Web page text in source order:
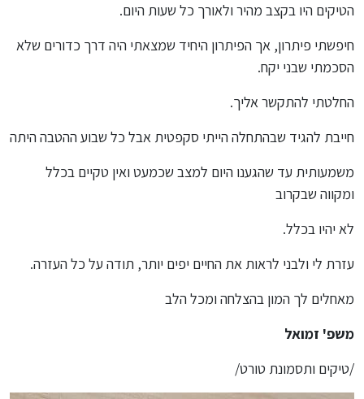
הטיקים היו בקצב מהיר ולאורך כל שעות היום.
חיפשתי פיתרון, אך הפיתרון היחיד שמצאתי היה דרך כדורים שלא
הסכמתי שבני יקח.
החלטתי להתקשר אליך.
חייבת להגיד שבהתחלה הייתי סקפטית אבל כל שבוע ההטבה היתה
משמעותית עד שהגענו היום למצב שכמעט ואין טקיים בכלל
ומקווה שבקרוב
לא יהיו בכלל.
עזרת לי ולבני לראות את החיים יפים יותר, תודה על כל העזרה.
מאחלים לך המון בהצלחה ומכל הלב
משפ' זמואל
/טיקים ותסמונת טורט/